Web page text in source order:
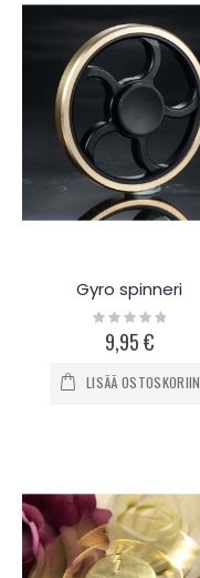
Gyro spinneri
Rating:
0%9,95 €
LISÄÄ OSTOSKORIIN